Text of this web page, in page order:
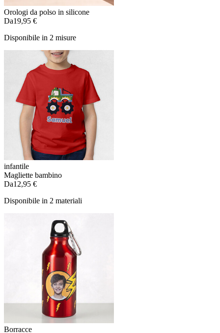
Orologi da polso in silicone
Da19,95 €
Disponibile in 2 misure
infantile
Magliette bambino
Da12,95 €
Disponibile in 2 materiali
Borracce